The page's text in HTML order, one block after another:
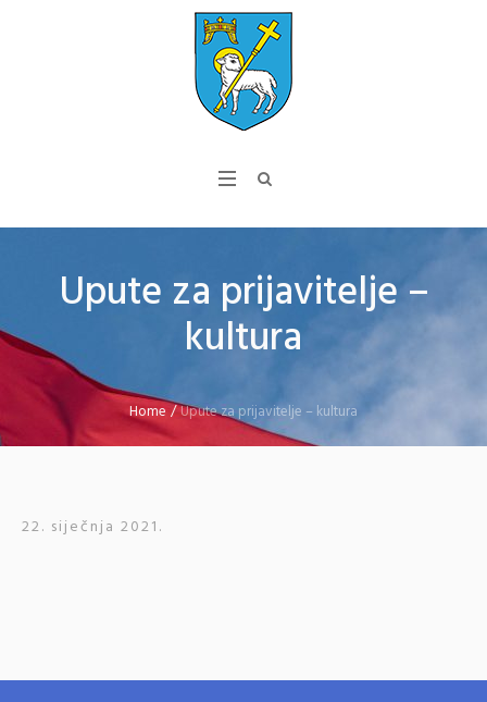
Upute za prijavitelje –
kultura
Home /Upute za prijavitelje – kultura
22. siječnja 2021.